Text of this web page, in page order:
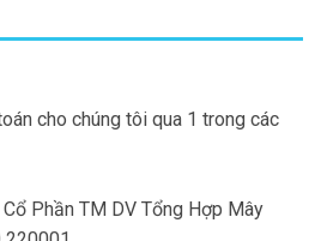
cho chúng tôi qua 1 trong các
Phần TM DV Tổng Hợp Mây